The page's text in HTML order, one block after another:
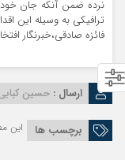
نرده ضمن آنکه جان
ترافیکی به وسیله این
فائزه صادقی،خبرنگار
ارسال : حسین
برچسب ها این